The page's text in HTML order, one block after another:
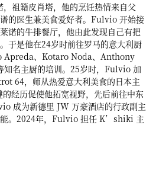
祖籍皮肖塔，他的烹饪热情来自父
的医生兼美食爱好者。Fulvio 开始接
诺的牛排餐厅，他由此发现自己有把
于是他在24岁时前往罗马的意大利厨
Apreda、Kotaro Noda、Anthony
名主厨的培训。25岁时，Fulvio 加
64，师从热爱意大利美食的日本主
经历促使他拓宽视野，先后前往中东
成为新德里 JW 万豪酒店的行政副主
能。2024年，Fulvio 担任 K’shiki 主